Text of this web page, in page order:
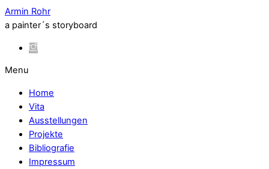
Armin Rohr
a painter´s storyboard
Menu
Home
Vita
Ausstellungen
Projekte
Bibliografie
Impressum